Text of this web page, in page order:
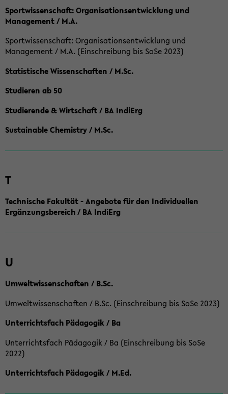
Sportwissenschaft: Organisationsentwicklung und
Management / M.A.
Sportwissenschaft: Organisationsentwicklung und
Management / M.A. (Einschreibung bis SoSe 2023)
Statistische Wissenschaften / M.Sc.
Studieren ab 50
Studierende & Wirtschaft / BA IndiErg
Sustainable Chemistry / M.Sc.
T
Technische Fakultät - Angebote für den Individuellen
Ergänzungsbereich / BA IndiErg
U
Umweltwissenschaften / B.Sc.
Umweltwissenschaften / B.Sc. (Einschreibung bis SoSe 2023)
Unterrichtsfach Pädagogik / Ba
Unterrichtsfach Pädagogik / Ba (Einschreibung bis SoSe
2022)
Unterrichtsfach Pädagogik / M.Ed.